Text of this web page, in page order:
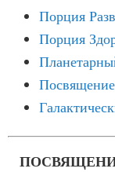
Порция
Порция